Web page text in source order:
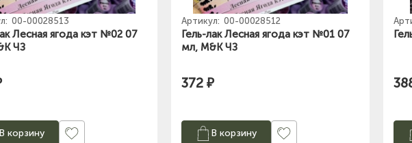
00-00028513
Лесная ягода кэт №02 07
ЧЗ
В корзину
Артикул: 00-00028512
Гель-лак Лесная ягода кэт №01 07
мл, M&K ЧЗ
372 ₽
В корзину